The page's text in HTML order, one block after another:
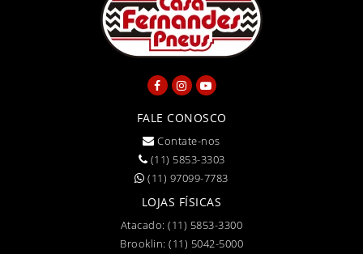
FALE CONOSCO
Contate-nos
(11) 5853-3303
(11) 97099-7783
LOJAS FÍSICAS
Atacado:(11) 5853-3300
Brooklin: (11) 5042-5000